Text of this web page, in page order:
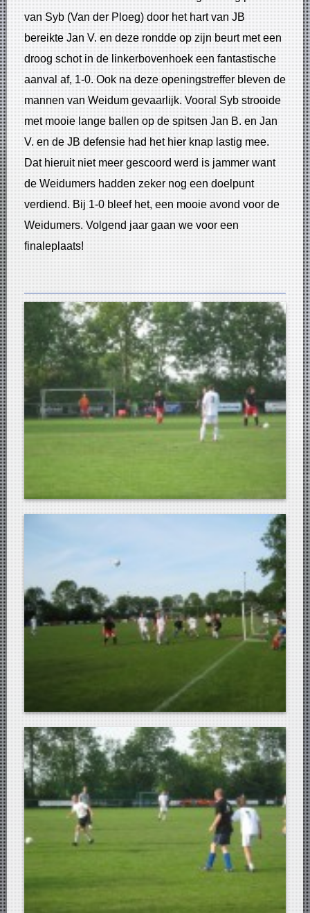
van Syb (Van der Ploeg) door het hart van JB
bereikte Jan V. en deze rondde op zijn beurt met een
droog schot in de linkerbovenhoek een fantastische
aanval af, 1-0. Ook na deze openingstreffer bleven de
mannen van Weidum gevaarlijk. Vooral Syb strooide
met mooie lange ballen op de spitsen Jan B. en Jan
V. en de JB defensie had het hier knap lastig mee.
Dat hieruit niet meer gescoord werd is jammer want
de Weidumers hadden zeker nog een doelpunt
verdiend. Bij 1-0 bleef het, een mooie avond voor de
Weidumers. Volgend jaar gaan we voor een
finaleplaats!